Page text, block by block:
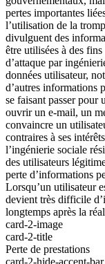
pertes importantes
l’utilisation de la
divulguent des
être utilisées à des
d’attaque par
données utilisateur,
d’autres informations
se faisant passer pour
ouvrir un e-mail, un
convaincre un
contraires à ses
l’ingénierie sociale
des utilisateurs
perte d’informations
Lorsqu’un utilisateur
devient très difficile
longtemps après la
card-2-image
card-2-title
Perte de prestations